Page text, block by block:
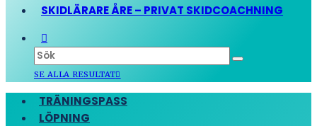
SKIDLÄRARE ÅRE – PRIVAT SKIDCOACHNING
SE ALLA RESULTAT
TRÄNINGSPASS
LÖPNING